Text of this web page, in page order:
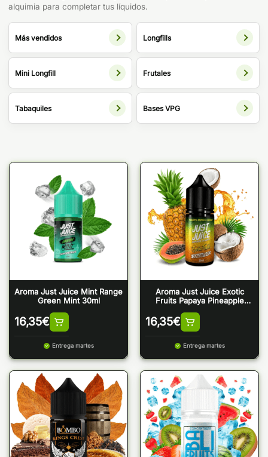
alquimia para completar tus líquidos.
Más vendidos Longfills
Mini Longfill Frutales
Tabaquiles Bases VPG
Aroma Just Juice Mint Range
Green Mint 30ml
16,35€
Entrega martes
Aroma Just Juice Exotic
Fruits Papaya Pineapple
16,35€
Entrega martes